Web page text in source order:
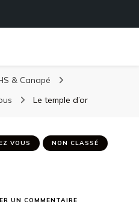
& Canapé
Le temple d’or
VOUS NON CLASSÉ
UN COMMENTAIRE